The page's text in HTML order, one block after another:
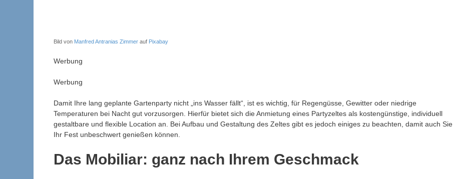
Bild von Manfred Antranias Zimmer auf Pixabay
Werbung
Werbung
Damit Ihre lang geplante Gartenparty nicht „ins Wasser fällt“, ist es wichtig, für Regengüsse, Gewitter oder niedrige
Temperaturen bei Nacht gut vorzusorgen. Hierfür bietet sich die Anmietung eines Partyzeltes als kostengünstige, individuell
gestaltbare und flexible Location an. Bei Aufbau und Gestaltung des Zeltes gibt es jedoch einiges zu beachten, damit auch Sie
Ihr Fest unbeschwert genießen können.
Das Mobiliar: ganz nach Ihrem Geschmack